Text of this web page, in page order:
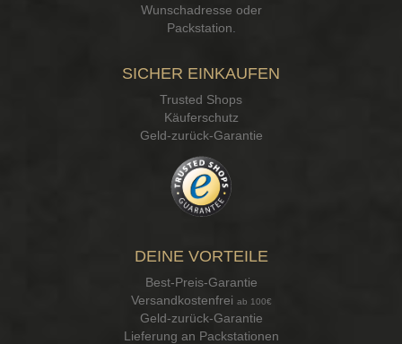
Wunschadresse oder
Packstation
SICHER EINKAUFEN
Trusted Shops
Käuferschutz
Geld-zurück-Garantie
DEINE VORTEILE
Best-Preis-Garantie
Versandkostenfrei ab 100€
Geld-zurück-Garantie
Lieferung an Packstationen